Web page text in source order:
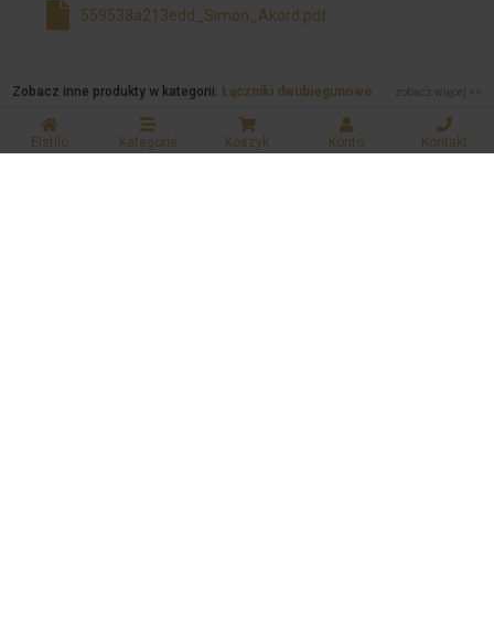
559538a213edd_Simon_Akord.pdf
Zobacz inne produkty w kategorii: Łączniki dwubiegunowe zobacz więcej >>
Elstilo Kategorie Koszyk Konto Kontakt